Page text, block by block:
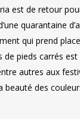
est de retour
quarantaine
qui prend
de pieds carrés
autres aux
beauté des